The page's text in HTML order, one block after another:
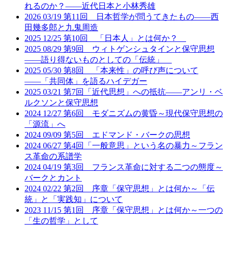
れるのか？——近代日本と小林秀雄
2026 03/19 第11回 日本哲学が問うてきたもの——西
田幾多郎と九鬼周造
2025 12/25 第10回 「日本人」とは何か？
2025 08/29 第9回 ウィトゲンシュタインと保守思想
――語り得ないものとしての「伝統」
2025 05/30 第8回 「本来性」の呼び声について
――「共同体」を語るハイデガー
2025 03/21 第7回「近代思想」への抵抗――アンリ・ベ
ルクソンと保守思想
2024 12/27 第6回 モダニズムの黄昏～現代保守思想の
「源流」へ
2024 09/09 第5回 エドマンド・バークの思想
2024 06/27 第4回「一般意思」という名の暴力～フラン
ス革命の系譜学
2024 04/19 第3回 フランス革命に対する二つの態度～
バークとカント
2024 02/22 第2回 序章「保守思想」とは何か～「伝
統」と「実践知」について
2023 11/15 第1回 序章「保守思想」とは何か～一つの
「生の哲学」として